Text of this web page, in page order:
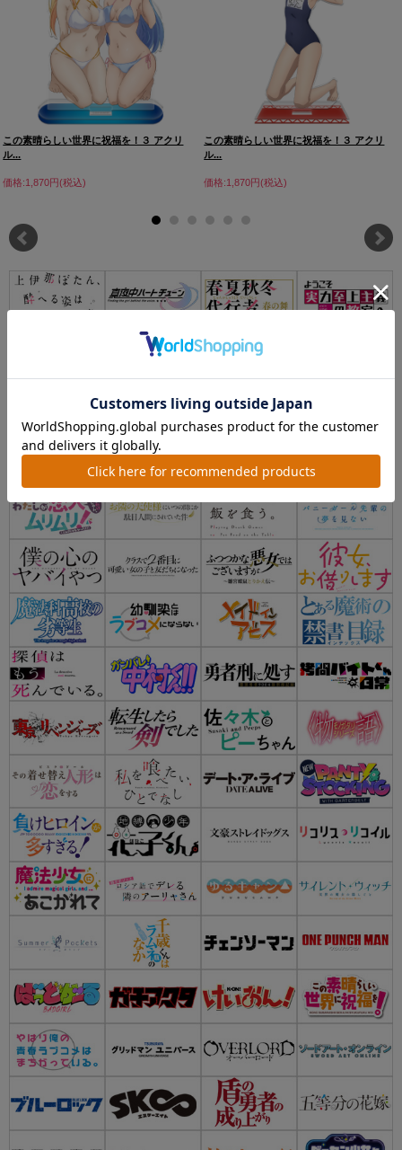
この素晴らしい世界に祝福を！３ アクリ
ル...
価格:1,870円(税込)
この素晴らしい世界に祝福を！３ アクリ
ル...
価格:1,870円(税込)